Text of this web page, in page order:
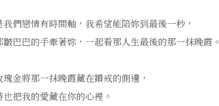
我們戀情有時間軸，我希望能陪妳到最後一秒，
皺巴巴的手牽著妳，一起看那人生最後的那一抹晚霞。
瑰金將那一抹晚霞藏在鑽戒的側邊，
也把我的愛藏在你的心裡。